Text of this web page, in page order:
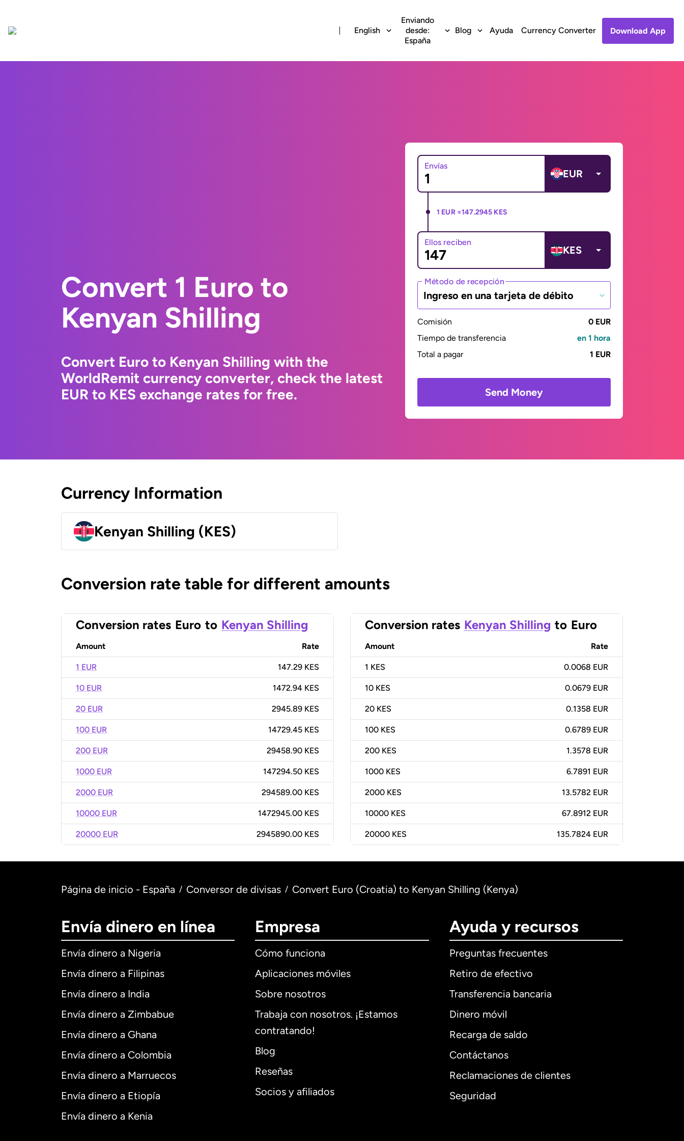
English
Enviando
desde:
España
Blog Ayuda Currency Converter Download App
Convert 1 Euro to
Kenyan Shilling
Convert Euro to Kenyan Shilling with the
WorldRemit currency converter, check the latest
EUR to KES exchange rates for free.
Envías
EUR
1 EUR =147.2945 KES
Ellos reciben
KES
Método de recepción
Ingreso en una tarjeta de débito
Comisión
0 EUR
Tiempo de transferencia
en 1 hora
Total a pagar
1 EUR
Send Money
Currency Information
Kenyan Shilling (KES)
Conversion rate table for different amounts
Conversion rates Euro to Kenyan Shilling
Amount Rate
1 EUR 147.29 KES
10 EUR 1472.94 KES
20 EUR 2945.89 KES
100 EUR 14729.45 KES
200 EUR 29458.90 KES
1000 EUR 147294.50 KES
2000 EUR 294589.00 KES
10000 EUR 1472945.00 KES
20000 EUR 2945890.00 KES
Conversion rates Kenyan Shilling to Euro
Amount Rate
1 KES 0.0068 EUR
10 KES 0.0679 EUR
20 KES 0.1358 EUR
100 KES 0.6789 EUR
200 KES 1.3578 EUR
1000 KES 6.7891 EUR
2000 KES 13.5782 EUR
10000 KES 67.8912 EUR
20000 KES 135.7824 EUR
Página de inicio - España / Conversor de divisas / Convert Euro (Croatia) to Kenyan Shilling (Kenya)
Envía dinero en línea
Envía dinero a Nigeria
Envía dinero a Filipinas
Envía dinero a India
Envía dinero a Zimbabue
Envía dinero a Ghana
Envía dinero a Colombia
Envía dinero a Marruecos
Envía dinero a Etiopía
Envía dinero a Kenia
Empresa
Cómo funciona
Aplicaciones móviles
Sobre nosotros
Trabaja con nosotros. ¡Estamos
contratando!
Blog
Reseñas
Socios y afiliados
Ayuda y recursos
Preguntas frecuentes
Retiro de efectivo
Transferencia bancaria
Dinero móvil
Recarga de saldo
Contáctanos
Reclamaciones de clientes
Seguridad